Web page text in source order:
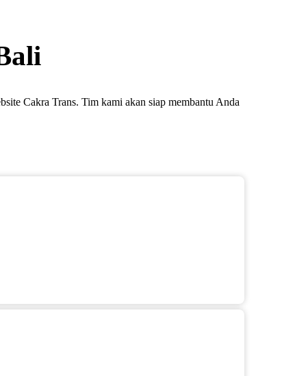
Cakra Trans. Tim kami akan siap membantu Anda